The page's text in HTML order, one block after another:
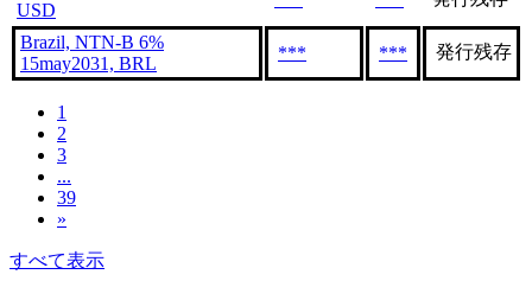
USD
Brazil, NTN-B 6%
15may2031, BRL
*** *** 発行残存
1
2
3
...
39
»
すべて表示